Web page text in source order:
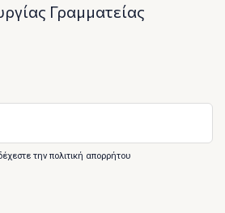
Γραμματείας
την πολιτική απορρήτου